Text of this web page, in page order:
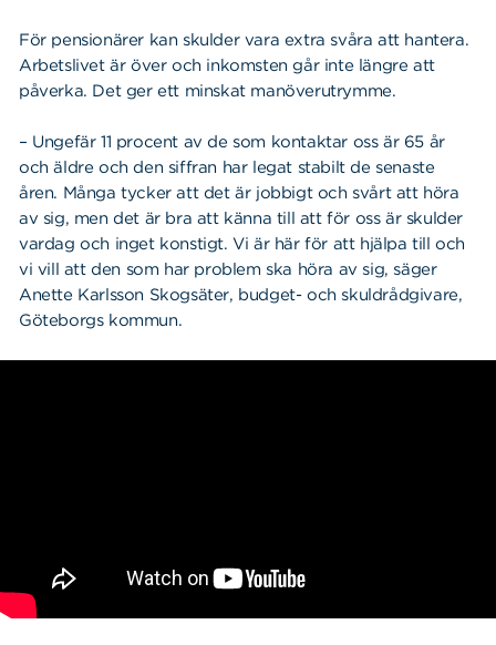
För pensionärer kan skulder vara extra svåra att hantera.
Arbetslivet är över och inkomsten går inte längre att
påverka. Det ger ett minskat manöverutrymme.
– Ungefär 11 procent av de som kontaktar oss är 65 år
och äldre och den siffran har legat stabilt de senaste
åren. Många tycker att det är jobbigt och svårt att höra
av sig, men det är bra att känna till att för oss är skulder
vardag och inget konstigt. Vi är här för att hjälpa till och
vi vill att den som har problem ska höra av sig, säger
Anette Karlsson Skogsäter, budget- och skuldrådgivare,
Göteborgs kommun.